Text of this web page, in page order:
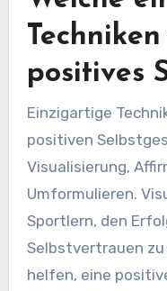
positives
Einzigartige
positiven
Visualisierung,
Umformulieren.
Sportlern, den
Selbstvertrauen
helfen, eine